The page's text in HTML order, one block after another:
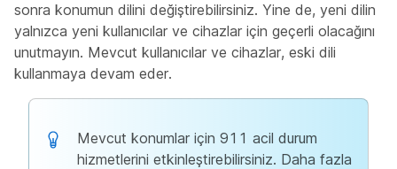
sonra konumun dilini değiştirebilirsiniz. Yine de, yeni dilin
yalnızca yeni kullanıcılar ve cihazlar için geçerli olacağını
unutmayın. Mevcut kullanıcılar ve cihazlar, eski dili
kullanmaya devam eder.
Mevcut konumlar için 911 acil durum
hizmetlerini etkinleştirebilirsiniz. Daha fazla